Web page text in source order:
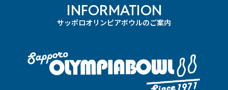
INFORMATION
サッポロオリンピアボウルのご案内